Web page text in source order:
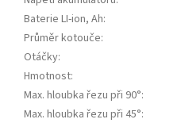
Baterie LI-ion, Ah:
Průměr kotouče:
Otáčky:
Hmotnost:
Max. hloubka řezu při 90°:
Max. hloubka řezu při 45°: